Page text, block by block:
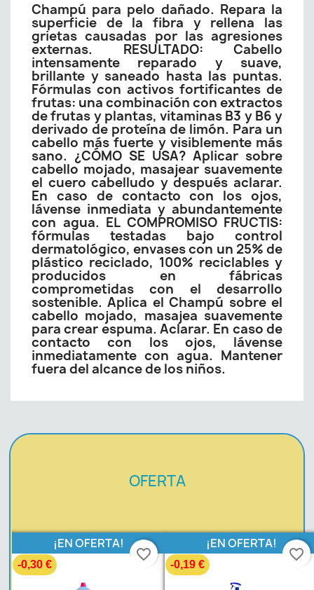
Champú para pelo dañado. Repara la
superficie de la fibra y rellena las
grietas causadas por las agresiones
externas. RESULTADO: Cabello
intensamente reparado y suave,
brillante y saneado hasta las puntas.
Fórmulas con activos fortificantes de
frutas: una combinación con extractos
de frutas y plantas, vitaminas B3 y B6 y
derivado de proteína de limón. Para un
cabello más fuerte y visiblemente más
sano. ¿CÓMO SE USA? Aplicar sobre
cabello mojado, masajear suavemente
el cuero cabelludo y después aclarar.
En caso de contacto con los ojos,
lávense inmediata y abundantemente
con agua. EL COMPROMISO FRUCTIS:
fórmulas testadas bajo control
dermatológico, envases con un 25% de
plástico reciclado, 100% reciclables y
producidos en fábricas
comprometidas con el desarrollo
sostenible. Aplica el Champú sobre el
cabello mojado, masajea suavemente
para crear espuma. Aclarar. En caso de
contacto con los ojos, lávense
inmediatamente con agua. Mantener
fuera del alcance de los niños.
OFERTA
¡EN OFERTA!
-0,30 €
favorite_border
¡EN OFERTA!
-0,19 €
favorite_border